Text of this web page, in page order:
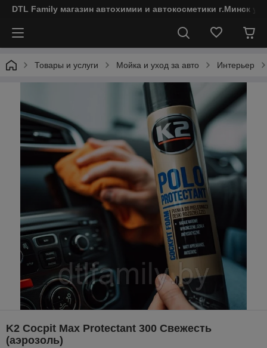
DTL Family магазин автохимии и автокосметики г.Минск
Товары и услуги Мойка и уход за авто Интерьер
K2 Cocpit Max Protectant 300 Свежесть
(аэрозоль)